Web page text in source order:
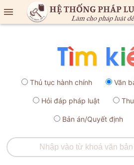

Thủ tục hành chính Văn
Hỏi đáp pháp luật
Bản án/Quyết định